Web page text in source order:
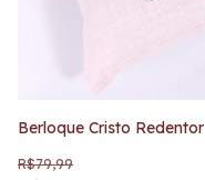
Berloque Cristo Redentor
R$79,99